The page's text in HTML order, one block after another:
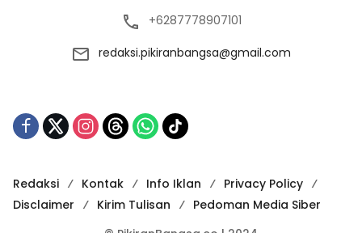
+6287778907101
redaksi.pikiranbangsa@gmail.com
Redaksi Kontak Info Iklan
Privacy Policy
Disclaimer
Kirim Tulisan
Pedoman Media Siber